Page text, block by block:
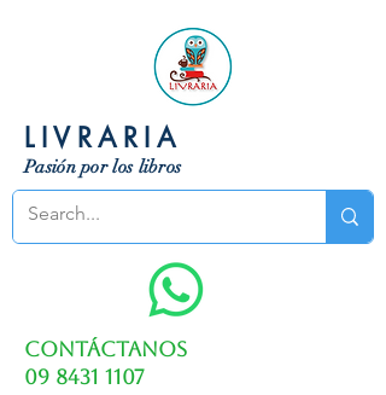
LIVRARIA
Pasión por los libros
Contáctanos
09 8431 1107